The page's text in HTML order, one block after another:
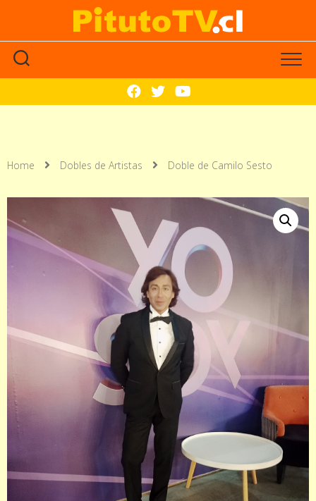
Home Dobles de Artistas Doble de Camilo Sesto